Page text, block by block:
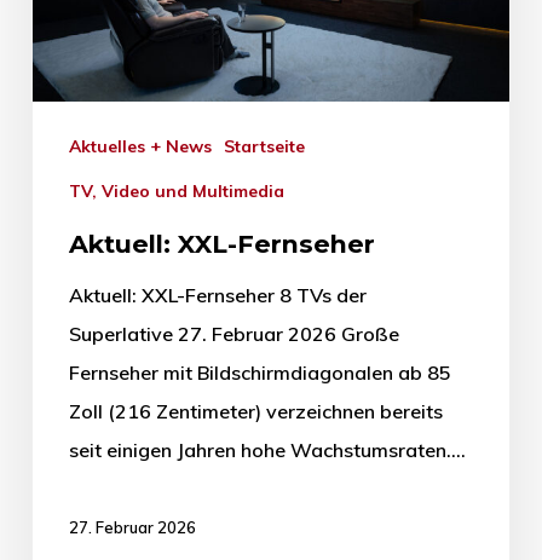
Aktuelles + News Startseite
TV, Video und Multimedia
Aktuell: XXL-Fernseher
Aktuell: XXL-Fernseher 8 TVs der
Superlative 27. Februar 2026 Große
Fernseher mit Bildschirmdiagonalen ab 85
Zoll (216 Zentimeter) verzeichnen bereits
seit einigen Jahren hohe Wachstumsraten.…
27. Februar 2026